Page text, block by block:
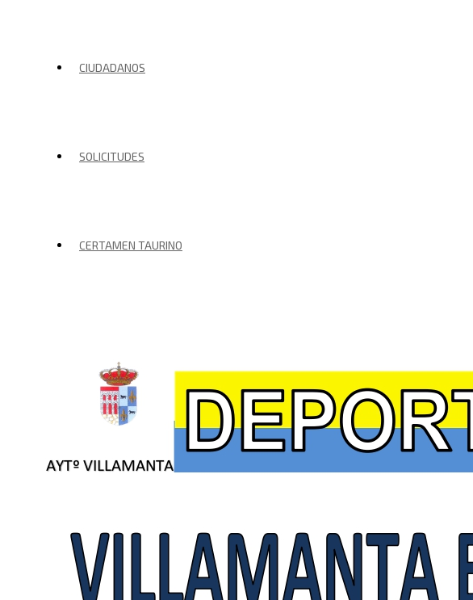
CIUDADANOS
SOLICITUDES
CERTAMEN TAURINO